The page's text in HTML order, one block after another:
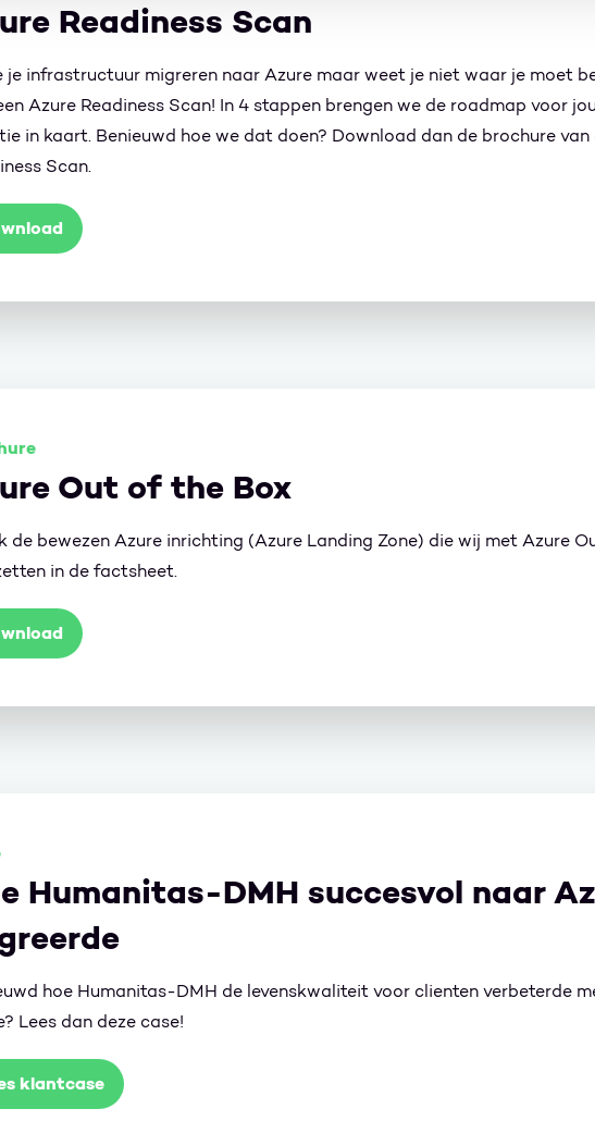
Readiness Scan
je infrastructuur migreren naar Azure maar weet je niet waar je moet
Azure Readiness Scan! In 4 stappen brengen we de roadmap voor
in kaart. Benieuwd hoe we dat doen? Download dan de brochure van
Scan.
Out of the Box
de bewezen Azure inrichting (Azure Landing Zone) die wij met Azure
in de factsheet.
Humanitas-DMH succesvol naar
hoe Humanitas-DMH de levenskwaliteit voor clienten verbeterde
Lees dan deze case!
klantcase